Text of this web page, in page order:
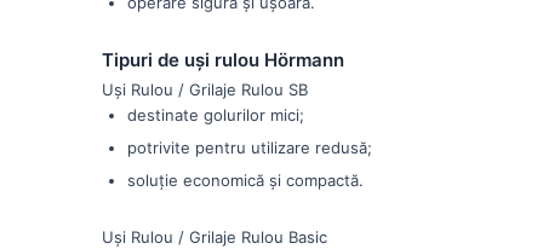
Tipuri de uși rulou Hörmann
Uși Rulou / Grilaje Rulou SB
destinate golurilor mici;
potrivite pentru utilizare redusă;
soluție economică și compactă.
Uși Rulou / Grilaje Rulou Basic